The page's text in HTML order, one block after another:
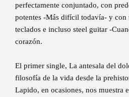
perfectamente conjuntado, con
potentes -Más difícil todavía- y con
teclados e incluso steel guitar -
corazón.
El primer single, La antesala del
filosofía de la vida desde la
Lapido, en ocasiones, nos muestra